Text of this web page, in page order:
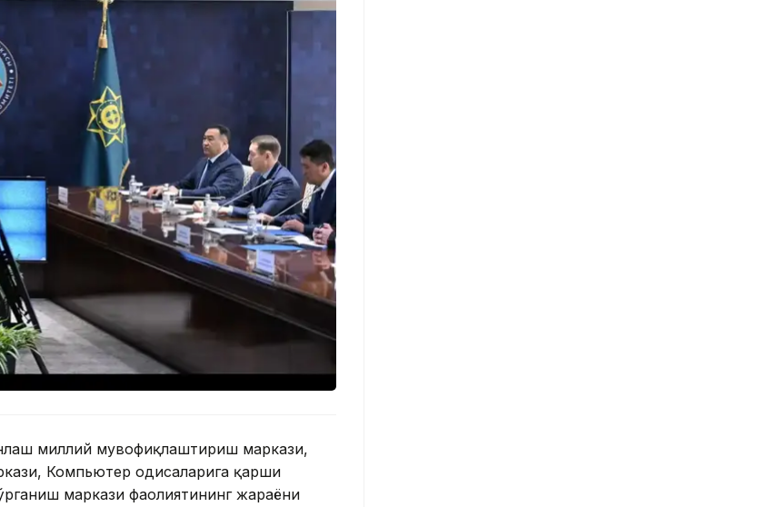
миллий мувофиқлаштириш маркази,
Компьютер ҳодисаларига қарши
маркази фаолиятининг жараёни